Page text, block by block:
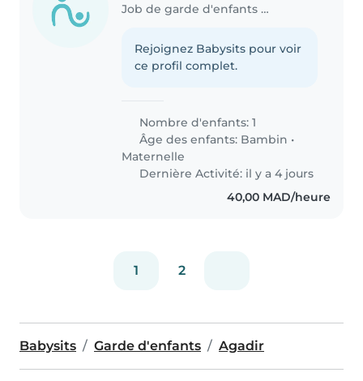
Job de garde d'enfants à Agadir
Rejoignez Babysits pour voir
ce profil complet.
Nombre d'enfants: 1
Âge des enfants: Bambin •
Maternelle
Dernière Activité: il y a 4 jours
40,00 MAD/heure
1 2
Babysits Garde d'enfants Agadir